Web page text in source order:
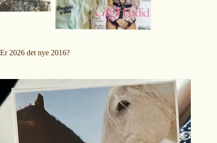
Er 2026 det nye 2016?